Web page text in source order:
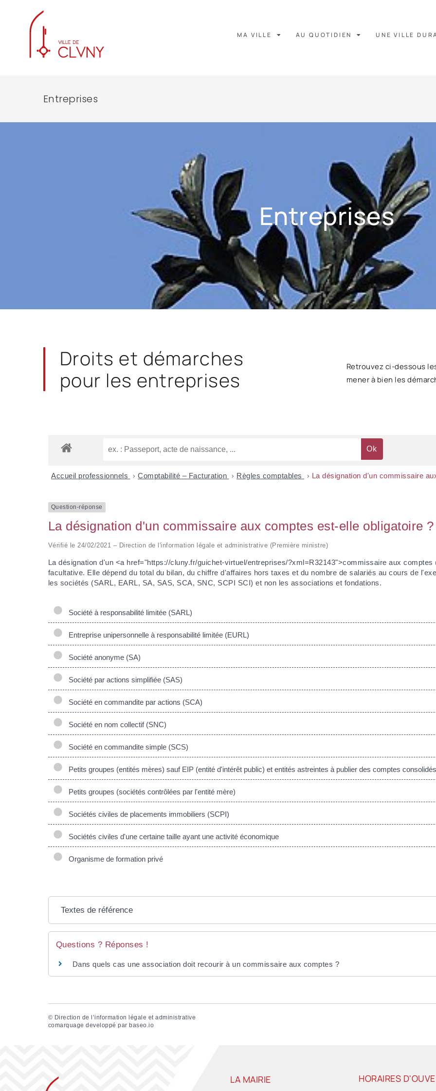
MA VILLE AU QUOTIDIEN UNE VILLE
Entreprises
Entreprises
Droits et démarches
pour les entreprises
Retrouvez ci-dessous
mener à bien les
Accueil professionnels > Comptabilité – Facturation > Règles comptables > La désignation d'un commissaire
Question-réponse
La désignation d'un commissaire aux comptes est-elle obligatoire ?
Vérifié le 24/02/2021 – Direction de l'information légale et administrative (Première ministre)
La désignation d'un <a href="https://cluny.fr/guichet-virtuel/entreprises/?xml=R32143">commissaire aux
facultative. Elle dépend du total du bilan, du chiffre d'affaires hors taxes et du nombre de salariés au cours de
les sociétés (SARL, EARL, SA, SAS, SCA, SNC, SCPI SCI) et non les associations et fondations.
Société à responsabilité limitée (SARL)
Entreprise unipersonnelle à responsabilité limitée (EURL)
Société anonyme (SA)
Société par actions simplifiée (SAS)
Société en commandite par actions (SCA)
Société en nom collectif (SNC)
Société en commandite simple (SCS)
Petits groupes (entités mères) sauf EIP (entité d'intérêt public) et entités astreintes à publier des comptes consolidés
Petits groupes (sociétés contrôlées par l'entité mère)
Sociétés civiles de placements immobiliers (SCPI)
Sociétés civiles d'une certaine taille ayant une activité économique
Organisme de formation privé
Textes de référence
Questions ? Réponses !
Dans quels cas une association doit recourir à un commissaire aux comptes ?
© Direction de l’information légale et administrative
comarquage developpé par baseo.io
LA MAIRIE HORAIRES